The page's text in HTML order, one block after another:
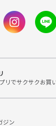
リでサクサクお買
ジン